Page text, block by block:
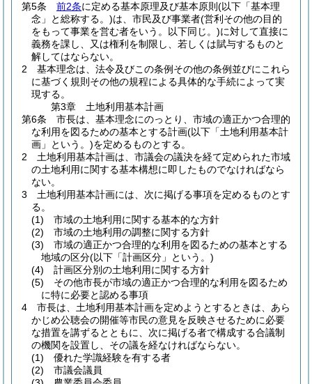
第5条
前2条に定める基本原理及び基本原則 (以下「基本理
念」と総称する。)は、市民及び事業者(営利その他の目的
をもって事業を営む者をいう。以下同じ。)に対して直接に
義務を課し、又は権利を制限し、若しくは賦与するものと
解してはならない。
2
基本理念は、法令及びこの条例その他の条例並びにこれら
に基づく規則その他の規程による具体的な手続によって実
現する。
第3章
土地利用基本計画
第6条
市長は、基本理念にのっとり、市域の適正かつ合理的
な利用を図るための基本とする計画(以下「土地利用基本計
画」という。)を定めるものとする。
2
土地利用基本計画は、市議会の議決を経て定められた市域
の土地利用に関する基本構想に即したものでなければなら
ない。
3
土地利用基本計画には、次に掲げる事項を定めるものとす
る。
(1)
市域の土地利用に関する基本的な方針
(2)
市域の土地利用の調整に関する方針
(3)
市域の適正かつ合理的な利用を図るための基本とする
地域の区分(以下「計画区分」という。)
(4)
計画区分別の土地利用に関する方針
(5)
その他市長が市域の適正かつ合理的な利用を図るため
に特に必要と認める事項
4
市長は、土地利用基本計画を定めようとするときは、あら
かじめ公聴会の開催等市民の意見を反映させるために必要
な措置を講ずるとともに、次に掲げる者で構成する合議制
の機関を設置し、その議を経なければならない。
(1)
優れた学識経験を有する者
(2)
市議会議員